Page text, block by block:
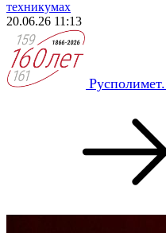
техникумах
20.06.26 11:13